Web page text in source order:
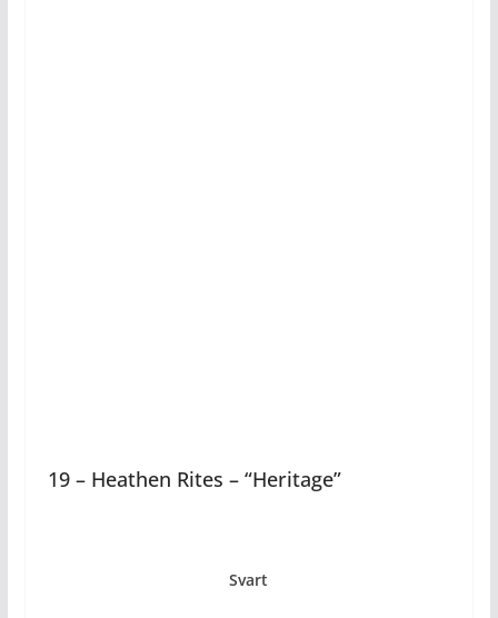
19 – Heathen Rites – “Heritage”
Svart